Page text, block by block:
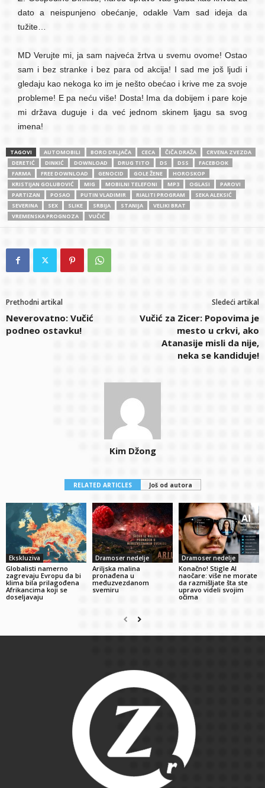
dato a neispunjeno obećanje, odakle Vam sad ideja da
tužite…
MD Verujte mi, ja sam najveća žrtva u svemu ovome! Ostao
sam i bez stranke i bez para od akcija! I sad me još ljudi i
gledaju kao nekoga ko im je nešto obećao i krive me za svoje
probleme! E pa neću više! Dosta! Ima da dobijem i pare koje
mi država duguje i da već jednom skinem ljagu sa svog
imena!
TAGOVI AUTOMOBILI BORO DRLJAČA CECA ČIČA DRAŽA
CRVENA ZVEZDA
DERETIĆ
DINKIĆ DOWNLOAD DRUG TITO DS DSS
FACEBOOK
FARMA
FREE DOWNLOAD GENOCID GOLE ŽENE
HOROSKOP
KRISTIJAN GOLUBOVIĆ
MIG MOBILNI TELEFONI MP3 OGLASI
PAROVI
PARTIZAN
POSAO PUTIN VLADIMIR RIALITI PROGRAM
SEKA ALEKSIĆ
SEVERINA
SEX SLIKE SRBIJA STANIJA
VELIKI BRAT
VREMENSKA PROGNOZA
VUČIĆ
Prethodni artikal
Neverovatno: Vučić
podneo ostavku!
Sledeći artikal
Vučić za Zicer: Popovima je
mesto u crkvi, ako
Atanasije misli da nije,
neka se kandiduje!
Kim Džong
RELATED ARTICLES Još od autora
Ekskluziva
Globalisti namerno
zagrevaju Evropu da bi
klima bila prilagođena
Afrikancima koji se
doseljavaju
Dramoser nedelje
Ariljska malina
pronađena u
međuzvezdanom
svemiru
Dramoser nedelje
Konačno! Stigle AI
naočare: više ne morate
da razmišljate šta ste
upravo videli svojim
očima